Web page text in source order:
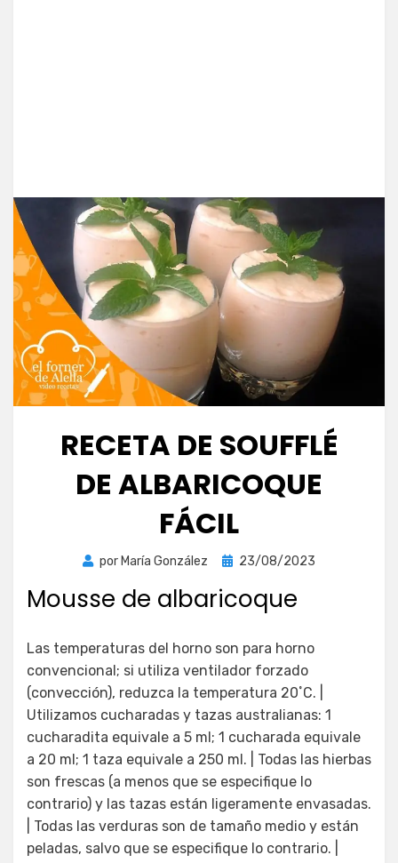
RECETA DE SOUFFLÉ
DE ALBARICOQUE
FÁCIL
por María González
Publicada
23/08/2023
Mousse de albaricoque
Las temperaturas del horno son para horno
convencional; si utiliza ventilador forzado
(convección), reduzca la temperatura 20˚C. |
Utilizamos cucharadas y tazas australianas: 1
cucharadita equivale a 5 ml; 1 cucharada equivale
a 20 ml; 1 taza equivale a 250 ml. | Todas las hierbas
son frescas (a menos que se especifique lo
contrario) y las tazas están ligeramente envasadas.
| Todas las verduras son de tamaño medio y están
peladas, salvo que se especifique lo contrario. |